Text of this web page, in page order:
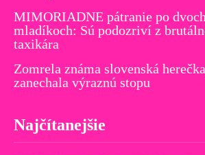
MIMORIADNE pátranie po
mladíkoch: Sú podozriví z
taxikára
Zomrela známa slovenská
zanechala výraznú stopu
Najčítanejšie